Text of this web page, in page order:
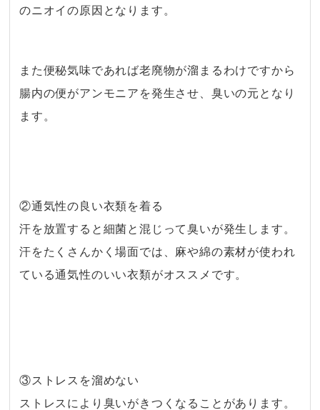
のニオイの原因となります。
また便秘気味であれば老廃物が溜まるわけですから
腸内の便がアンモニアを発生させ、臭いの元となり
ます。
②通気性の良い衣類を着る
汗を放置すると細菌と混じって臭いが発生します。
汗をたくさんかく場面では、麻や綿の素材が使われ
ている通気性のいい衣類がオススメです。
③ストレスを溜めない
ストレスにより臭いがきつくなることがあります。